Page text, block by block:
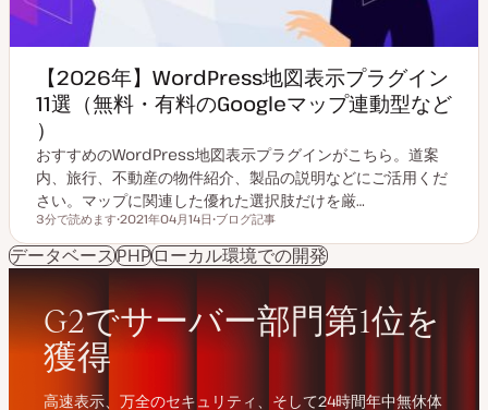
【2026年】WordPress地図表示プラグイン
11選（無料・有料のGoogleマップ連動型など
）
おすすめのWordPress地図表示プラグインがこちら。道案
内、旅行、不動産の物件紹介、製品の説明などにご活用くだ
さい。マップに関連した優れた選択肢だけを厳…
読むのにかかる時間
3分で読めます
新
日
2021年04月14日
稿
タ
ブログ記事
データベースPHPローカル環境での開発